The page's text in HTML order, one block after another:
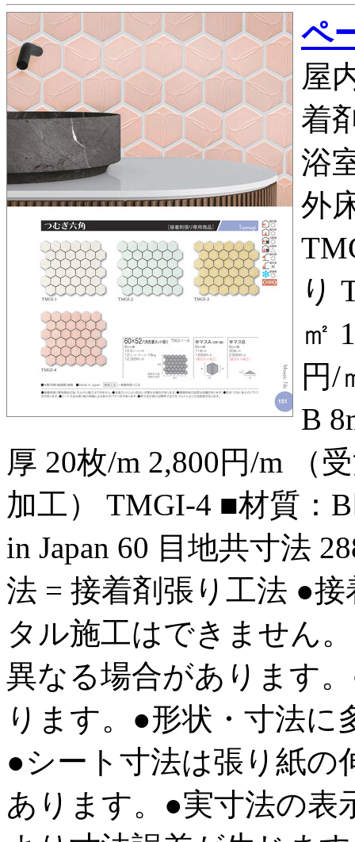
ペ
屋
着
浴
外
り
㎡
円/
B
厚 20枚/m 2,800円/m （
加工） TMGI-4 ■材質：
in Japan 60 目地共寸法
法 = 接着剤張り工法 ●
タル施工はできません
異なる場合があります
ります。●形状・寸法
●シート寸法は張り紙の
あります。●実寸法の表